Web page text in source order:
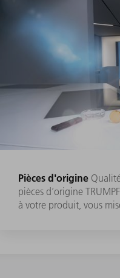
Pièces d'origine
pièces d’origine
à votre produit, vous